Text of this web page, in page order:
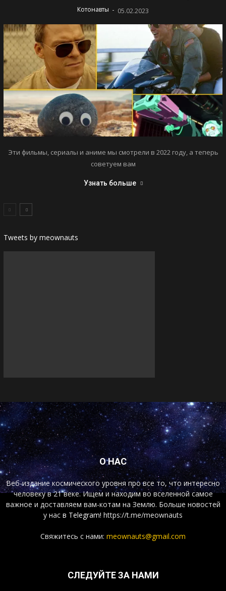
Котонавты - 05.02.2023
Эти фильмы, сериалы и аниме мы смотрели в 2022 году, а теперь
советуем вам
Узнать больше
Tweets by meownauts
О НАС
Веб-издание космического уровня про все то, что интересно
человеку в 21 веке. Ищем и находим во вселенной самое
важное и доставляем вам-котам на Землю. Больше новостей
у нас в Telegram! https://t.me/meownauts
Свяжитесь с нами: meownauts@gmail.com
СЛЕДУЙТЕ ЗА НАМИ